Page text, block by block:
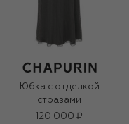
Юбка с отделкой
стразами
120 000 ₽